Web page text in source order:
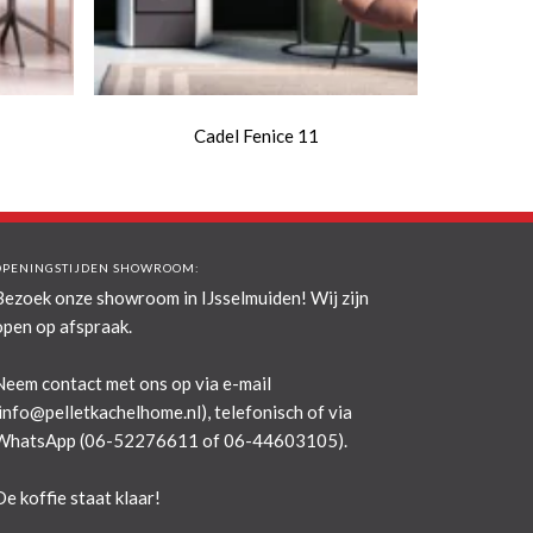
Cadel Fenice 11
SHOWROOM:
onze showroom in IJsselmuiden! Wij zijn
op afspraak.
contact met ons op via e-mail
), telefonisch of via
(06-52276611 of 06-44603105).
koffie staat klaar!